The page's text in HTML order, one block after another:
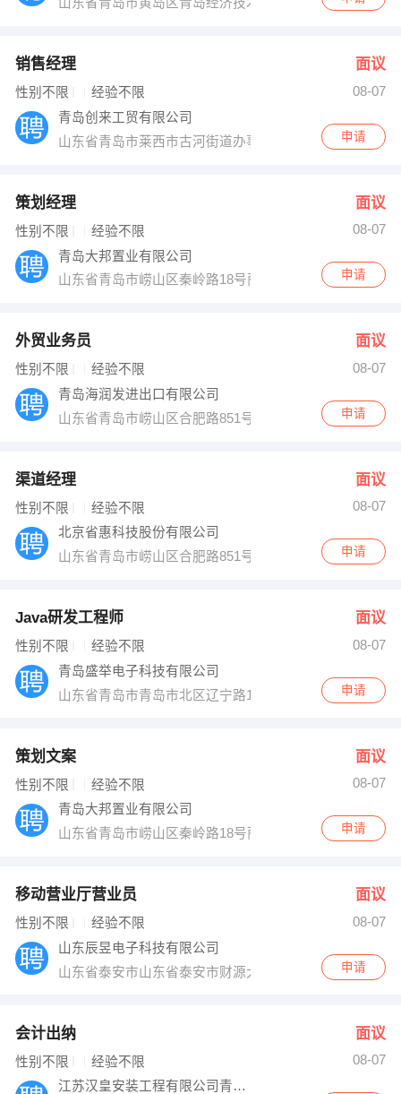
销售经理 面议
性别不限 经验不限
08-07
青岛创来工贸有限公司
山东省青岛市莱西市古河街道办事处水院路北
申请
策划经理 面议
性别不限 经验不限
08-07
青岛大邦置业有限公司
山东省青岛市崂山区秦岭路18号丽达广场1-307
申请
外贸业务员 面议
性别不限 经验不限
08-07
青岛海润发进出口有限公司
山东省青岛市崂山区合肥路851号7号楼1单元404申请
渠道经理 面议
性别不限 经验不限
08-07
北京省惠科技股份有限公司
山东省青岛市崂山区合肥路851号鲁信含章花园10号楼1
申请
Java研发工程师 面议
性别不限 经验不限
08-07
青岛盛举电子科技有限公司
山东省青岛市青岛市北区辽宁路153号1905室
申请
策划文案 面议
性别不限 经验不限
08-07
青岛大邦置业有限公司
山东省青岛市崂山区秦岭路18号丽达广场1-307
申请
移动营业厅营业员 面议
性别不限 经验不限
08-07
山东辰昱电子科技有限公司
山东省泰安市山东省泰安市财源大街59号财源商务大厦
申请
会计出纳 面议
性别不限 经验不限
08-07
江苏汉皇安装工程有限公司青岛分公司